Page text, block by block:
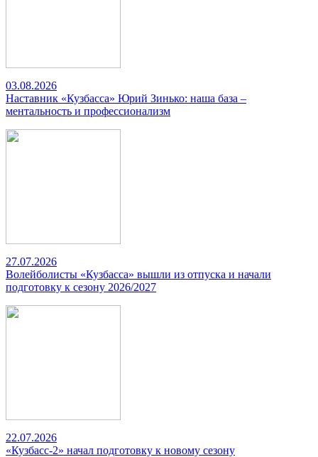
03.08.2026
Наставник «Кузбасса» Юрий Зинько: наша база –
ментальность и профессионализм
27.07.2026
Волейболисты «Кузбасса» вышли из отпуска и начали
подготовку к сезону 2026/2027
22.07.2026
«Кузбасс-2» начал подготовку к новому сезону